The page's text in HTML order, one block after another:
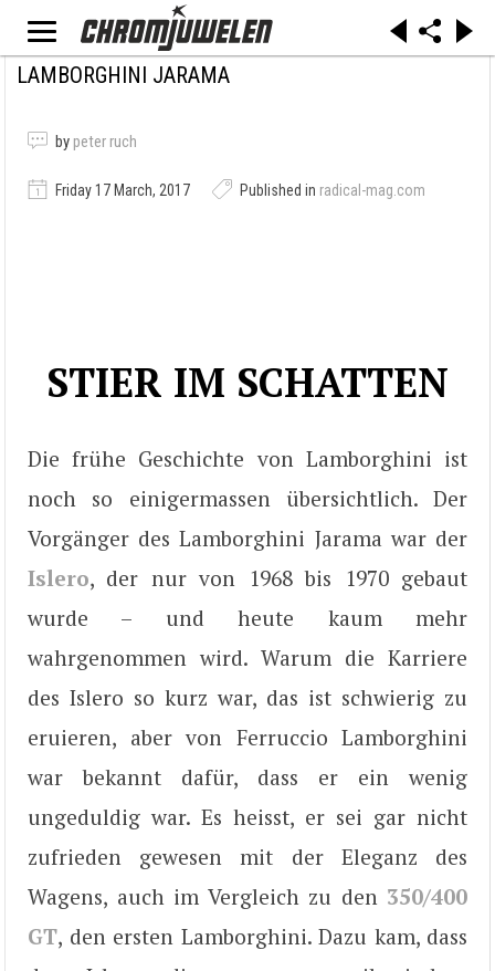
LAMBORGHINI JARAMA
by peter ruch
Friday 17 March, 2017 Published in radical-mag.com
STIER IM SCHATTEN
Die frühe Geschichte von Lamborghini ist
noch so einigermassen übersichtlich. Der
Vorgänger des Lamborghini Jarama war der
Islero, der nur von 1968 bis 1970 gebaut
wurde – und heute kaum mehr
wahrgenommen wird. Warum die Karriere
des Islero so kurz war, das ist schwierig zu
eruieren, aber von Ferruccio Lamborghini
war bekannt dafür, dass er ein wenig
ungeduldig war. Es heisst, er sei gar nicht
zufrieden gewesen mit der Eleganz des
Wagens, auch im Vergleich zu den 350/400
GT, den ersten Lamborghini. Dazu kam, dass